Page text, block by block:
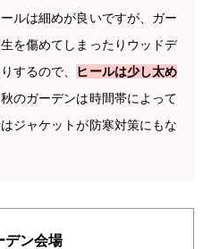
ルは細めが良いですが、ガー
を傷めてしまったりウッドデ
するので、 ヒールは少し太め
のガーデンは時間帯によって
ジャケットが防寒対策にもな
ン会場